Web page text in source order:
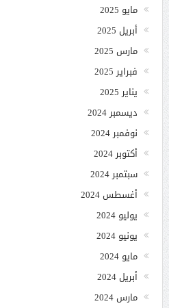
مايو 2025
أبريل 2025
مارس 2025
فبراير 2025
يناير 2025
ديسمبر 2024
نوفمبر 2024
أكتوبر 2024
سبتمبر 2024
أغسطس 2024
يوليو 2024
يونيو 2024
مايو 2024
أبريل 2024
مارس 2024